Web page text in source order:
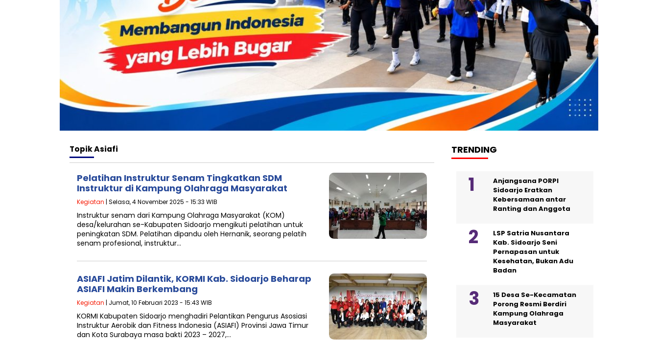
TopikAsiafi
Pelatihan Instruktur Senam Tingkatkan SDM
Instruktur di Kampung Olahraga Masyarakat
Kegiatan | Selasa, 4 November 2025 - 15:33 WIB
Instruktur senam dari Kampung Olahraga Masyarakat (KOM)
desa/kelurahan se-Kabupaten Sidoarjo mengikuti pelatihan untuk
peningkatan SDM. Pelatihan dipandu oleh Hernanik, seorang pelatih
senam profesional, instruktur…
ASIAFI Jatim Dilantik, KORMI Kab. Sidoarjo Beharap
ASIAFI Makin Berkembang
Kegiatan | Jumat, 10 Februari 2023 - 15:43 WIB
KORMI Kabupaten Sidoarjo menghadiri Pelantikan Pengurus Asosiasi
Instruktur Aerobik dan Fitness Indonesia (ASIAFI) Provinsi Jawa Timur
dan Kota Surabaya masa bakti 2023 – 2027,…
TRENDING
Anjangsana PORPI
Sidoarjo Eratkan
Kebersamaan antar
Ranting dan Anggota
LSP Satria Nusantara
Kab. Sidoarjo Seni
Pernapasan untuk
Kesehatan, Bukan Adu
Badan
15 Desa Se-Kecamatan
Porong Resmi Berdiri
Kampung Olahraga
Masyarakat